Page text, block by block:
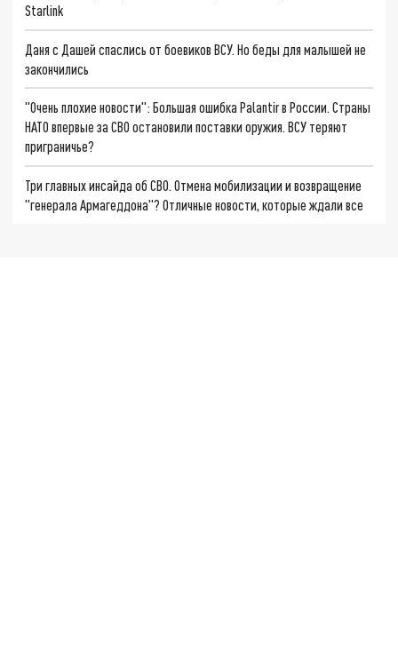
Starlink
Даня с Дашей спаслись от боевиков ВСУ. Но беды для малышей не
закончились
"Очень плохие новости": Большая ошибка Palantir в России. Страны
НАТО впервые за СВО остановили поставки оружия. ВСУ теряют
приграничье?
Три главных инсайда об СВО. Отмена мобилизации и возвращение
"генерала Армагеддона"? Отличные новости, которые ждали все